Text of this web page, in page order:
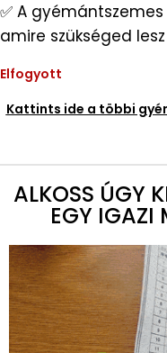
✅ A
amire szükséged lesz
Elfogyott
Kattints ide a többi
ALKOSS ÚGY
EGY IGAZI